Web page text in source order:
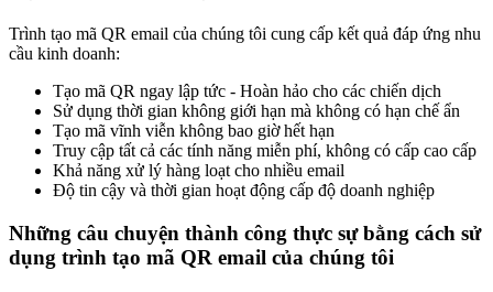
Trình tạo mã QR email của chúng tôi cung cấp kết quả đáp ứng nhu
cầu kinh doanh:
Tạo mã QR ngay lập tức - Hoàn hảo cho các chiến dịch
Sử dụng thời gian không giới hạn mà không có hạn chế ẩn
Tạo mã vĩnh viễn không bao giờ hết hạn
Truy cập tất cả các tính năng miễn phí, không có cấp cao cấp
Khả năng xử lý hàng loạt cho nhiều email
Độ tin cậy và thời gian hoạt động cấp độ doanh nghiệp
Những câu chuyện thành công thực sự bằng cách sử
dụng trình tạo mã QR email của chúng tôi